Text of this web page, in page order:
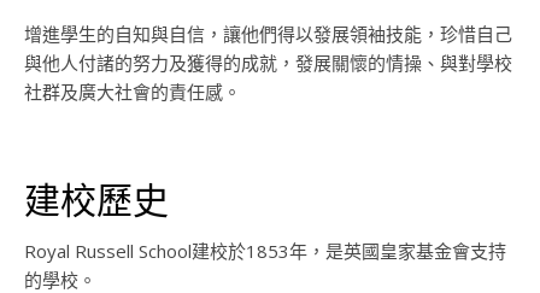
增進學生的自知與自信，讓他們得以發展領袖技能，珍惜自己
與他人付諸的努力及獲得的成就，發展關懷的情操、與對學校
社群及廣大社會的責任感。
建校歷史
Royal Russell School建校於1853年，是英國皇家基金會支持
的學校。